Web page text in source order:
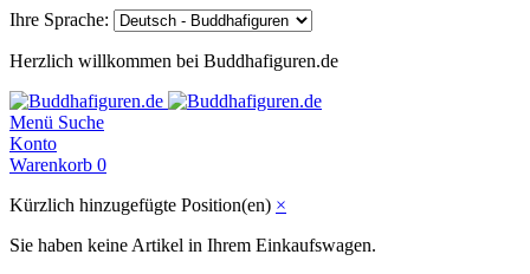
Ihre Sprache:
Herzlich willkommen bei Buddhafiguren.de
Menü Suche
Konto
Warenkorb 0
Kürzlich hinzugefügte Position(en) ×
Sie haben keine Artikel in Ihrem Einkaufswagen.